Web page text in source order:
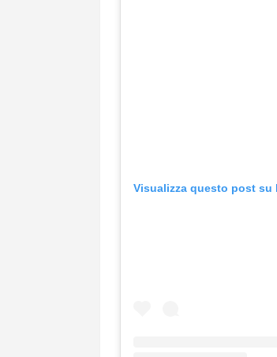
Visualizza questo post su